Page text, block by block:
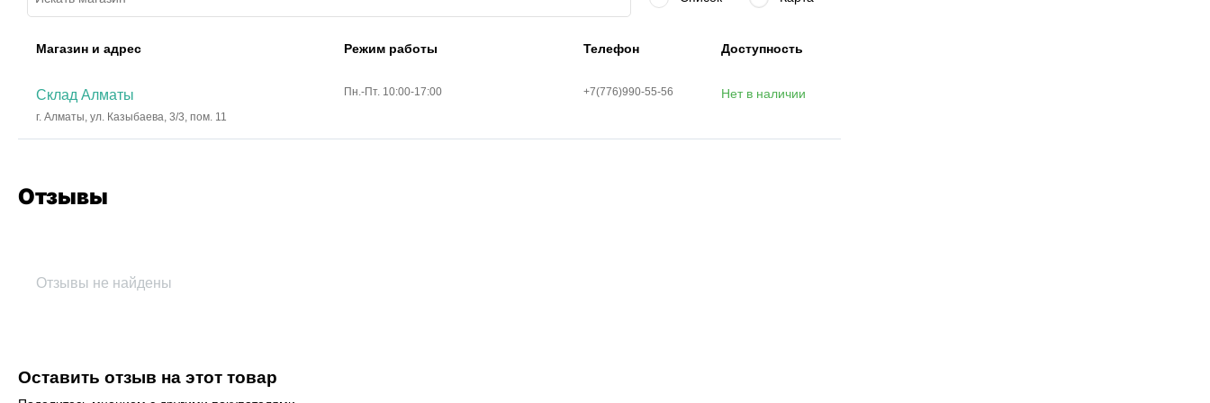
Магазин и адрес Режим работы Телефон Доступность
Склад Алматы
г. Алматы, ул. Казыбаева, 3/3, пом. 11
Пн.-Пт. 10:00-17:00 +7(776)990-55-56 Нет в наличии
Отзывы
Отзывы не найдены
Оставить отзыв на этот товар